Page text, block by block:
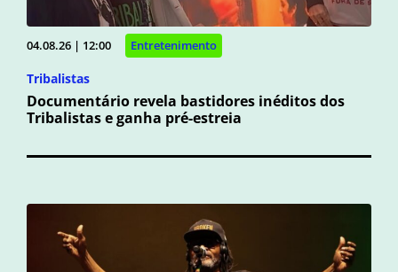
04.08.26 | 12:00 Entretenimento
Tribalistas
Documentário revela bastidores inéditos dos
Tribalistas e ganha pré-estreia